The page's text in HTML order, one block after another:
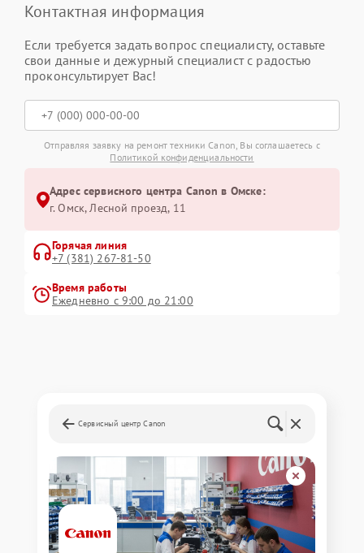
Контактная информация
Если требуется задать вопрос специалисту, оставьте
свои данные и дежурный специалист с радостью
проконсультирует Вас!
Отправляя заявку на ремонт техники Canon, Вы соглашаетесь с
Политикой конфиденциальности
Адрес сервисного центра Canon в Омске:
г. Омск, ​Лесной проезд, 11
Горячая линия
+7 (381) 267-81-50
Время работы
Ежедневно с 9:00 до 21:00
Сервисный центр Canon